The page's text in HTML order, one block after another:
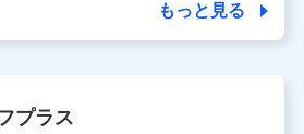
続き・管理等付帯業務を行うため
について責任を有する者の名称・住
もっと見る
プラス